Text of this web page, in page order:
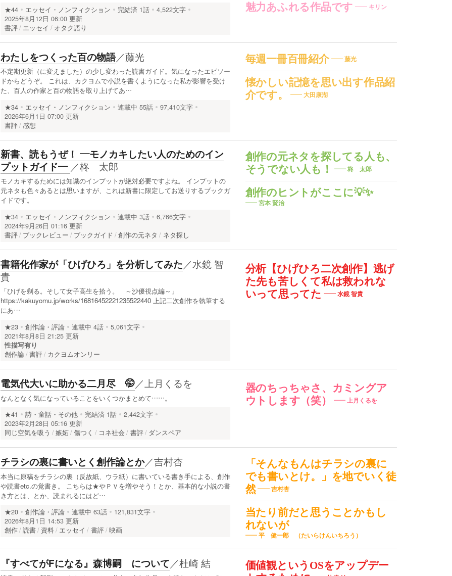
魅力あふれる作品です キリン
★44 エッセイ・ノンフィクション 完結済 1話
4,522文字
2025年8月12日 06:00 更新
書評
エッセイ オタク語り
毎週一冊百冊紹介 藤光
懐かしい記憶を思い出す作品紹
介です。
大田康湖
わたしをつくった百の物語／藤光
不定期更新（に変えました）の少し変わった読書ガイド。気になったエピソー
ドからどうぞ。 これは、カクヨムで小説を書くようになった私が影響を受け
た、百人の作家と百の物語を取り上げてあ…
★34 エッセイ・ノンフィクション 連載中 55話
97,410文字
2026年6月1日 07:00 更新
書評
感想
創作の元ネタを探してる人も、
そうでない人も！
柊 太郎
創作のヒントがここに💡✨
宮本 賢治
新書、読もうぜ！ ―モノカキしたい人のためのイン
プットガイド―／柊 太郎
モノカキするためには知識のインプットが絶対必要ですよね。 インプットの
元ネタも色々あるとは思いますが、これは新書に限定してお送りするブックガ
イドです。
★34 エッセイ・ノンフィクション 連載中 3話
6,766文字
2024年9月26日 01:16 更新
書評
ブックレビュー ブックガイド 創作の元ネタ ネタ探し
分析【ひげひろ二次創作】逃げ
た先も苦しくて私は救われな
いって思ってた
水鏡 智貴
書籍化作家が「ひげひろ」を分析してみた／水鏡 智
貴
「ひげを剃る。そして女子高生を拾う。 ～沙優視点編～」
https://kakuyomu.jp/works/16816452221235522440 上記二次創作を執筆する
にあ…
★23 創作論・評論 連載中 4話
5,061文字
2021年8月8日 21:25 更新
性描写有り
創作論 書評 カクヨムオンリー
器のちっちゃさ、カミングア
ウトします（笑）
上月くるを
電気代大いに助かる二月尽 🤭／ 上月くるを
なんとなく気になっていることをいくつかまとめて……。
★41 詩・童話・その他 完結済 1話
2,442文字
2023年2月28日 05:16 更新
同じ空気を吸う
嫉妬 傷つく コネ社会 書評 ダンスペア
「そんなもんはチラシの裏に
でも書いとけ。」を地でいく徒
然
吉村杏
当たり前だと思うことかもし
れないが
平 健一郎 （たいらけんいちろう）
チラシの裏に書いとく創作論とか／吉村杏
本当に原稿をチラシの裏（反故紙、ウラ紙）に書いている書き手による、創作
や読書etc.の覚書き。 こちらは★やＰＶを増やそう！とか、基本的な小説の書
き方とは、とか、読まれるにはど…
★20 創作論・評論 連載中 63話
121,831文字
2026年8月1日 14:53 更新
創作 読書 資料 エッセイ 書評 映画
価値観というOSをアップデー
『すべてがFになる』森博嗣 について／杜崎 結